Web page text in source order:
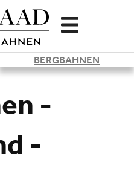
BERGBAHNEN
-
-